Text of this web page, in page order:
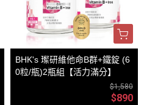
BHK's 璨研維他命B群+鐵錠 (6
0粒/瓶)2瓶組【活力滿分】
$1,580
$890